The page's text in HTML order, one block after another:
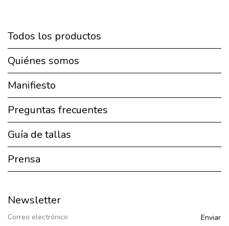
Todos los productos
Quiénes somos
Manifiesto
Preguntas frecuentes
Guía de tallas
Prensa
Newsletter